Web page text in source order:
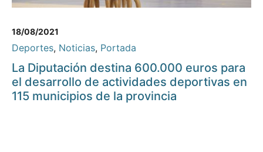
18/08/2021
Deportes, Noticias, Portada
La Diputación destina 600.000 euros para
el desarrollo de actividades deportivas en
115 municipios de la provincia